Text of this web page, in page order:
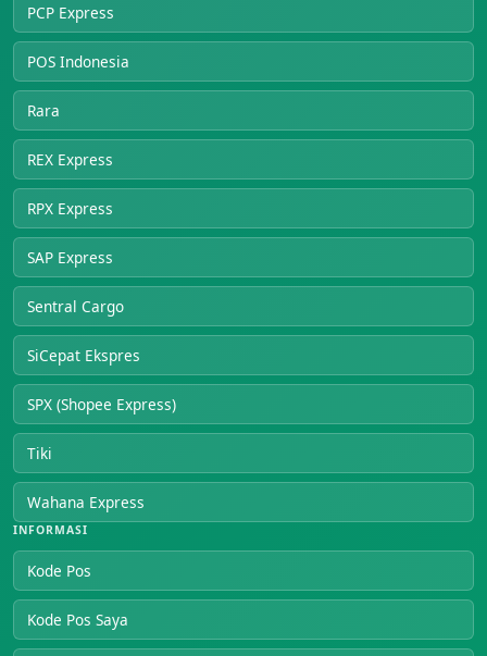
PCP Express
POS Indonesia
Rara
REX Express
RPX Express
SAP Express
Sentral Cargo
SiCepat Ekspres
SPX (Shopee Express)
Tiki
Wahana Express
INFORMASI
Kode Pos
Kode Pos Saya